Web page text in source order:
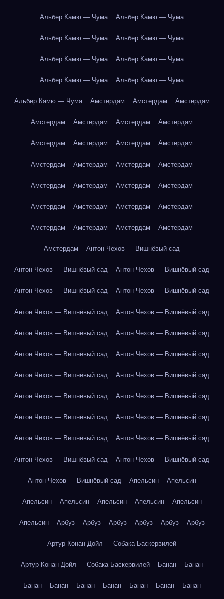
Альбер Камю — Чума Альбер Камю — Чума
Альбер Камю — Чума Альбер Камю — Чума
Альбер Камю — Чума Альбер Камю — Чума
Альбер Камю — Чума Альбер Камю — Чума
Альбер Камю — Чума Амстердам Амстердам Амстердам
Амстердам Амстердам Амстердам Амстердам
Амстердам Амстердам Амстердам Амстердам
Амстердам Амстердам Амстердам Амстердам
Амстердам Амстердам Амстердам Амстердам
Амстердам Амстердам Амстердам Амстердам
Амстердам Амстердам Амстердам Амстердам
Амстердам Антон Чехов — Вишнёвый сад
Антон Чехов — Вишнёвый сад Антон Чехов — Вишнёвый сад
Антон Чехов — Вишнёвый сад Антон Чехов — Вишнёвый сад
Антон Чехов — Вишнёвый сад Антон Чехов — Вишнёвый сад
Антон Чехов — Вишнёвый сад Антон Чехов — Вишнёвый сад
Антон Чехов — Вишнёвый сад Антон Чехов — Вишнёвый сад
Антон Чехов — Вишнёвый сад Антон Чехов — Вишнёвый сад
Антон Чехов — Вишнёвый сад Антон Чехов — Вишнёвый сад
Антон Чехов — Вишнёвый сад Антон Чехов — Вишнёвый сад
Антон Чехов — Вишнёвый сад Антон Чехов — Вишнёвый сад
Антон Чехов — Вишнёвый сад Антон Чехов — Вишнёвый сад
Антон Чехов — Вишнёвый сад Апельсин Апельсин
Апельсин Апельсин Апельсин Апельсин Апельсин
Апельсин Арбуз Арбуз Арбуз Арбуз Арбуз Арбуз
Артур Конан Дойл — Собака Баскервилей
Артур Конан Дойл — Собака Баскервилей Банан Банан
Банан Банан Банан Банан Банан Банан Банан